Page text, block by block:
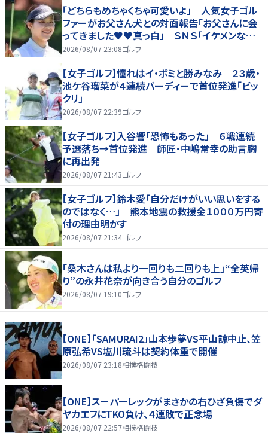
「どちらもめちゃくちゃ可愛いよ」 人気女子ゴル
ファーがお父さん犬との対面報告「お父さんに会
ってきました♥♥真っ白」 ＳＮＳ「イケメンなお
父さん」「白戸家入りするんですか？」
2026/08/07 23:08ゴルフ
【女子ゴルフ】憧れはイ・ボミと勝みなみ ２３歳・
池ケ谷瑠菜が４連続バーディーで首位発進「ビッ
クリ」
2026/08/07 22:39ゴルフ
【女子ゴルフ】入谷響「恐怖もあった」 ６戦連続
予選落ち→首位発進 師匠・中嶋常幸の助言胸
に再出発
2026/08/07 21:43ゴルフ
【女子ゴルフ】鈴木愛「自分だけがいい思いをする
のではなく…」 熊本地震の救援金１０００万円寄
付の理由明かす
2026/08/07 21:34ゴルフ
「桑木さんは私より一回りも二回りも上」“全英帰
り”の永井花奈が向き合う自分のゴルフ
2026/08/07 19:10ゴルフ
【ONE】「SAMURAI2」山本歩夢VS平山諒中止、笠
原弘希VS塩川琉斗は契約体重で開催
2026/08/07 23:18相撲格闘技
【ONE】スーパーレックがまさかの右ひざ負傷でダ
ヤカエフにTKO負け、４連敗で正念場
2026/08/07 22:57相撲格闘技